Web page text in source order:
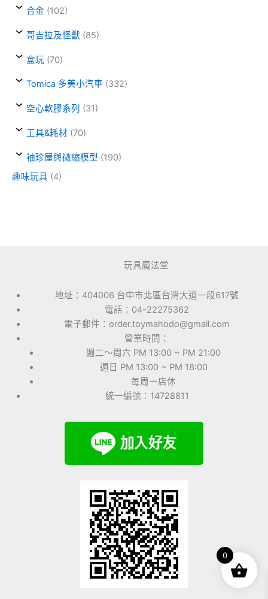
合金 (102)
哥吉拉及怪獸 (85)
盒玩 (70)
Tomica 多美小汽車 (332)
空心軟膠系列 (31)
工具&耗材 (70)
袖珍屋與微縮模型 (190)
趣味玩具 (4)
玩具魔法堂
地址：404006 台中市北區台灣大道一段617號
電話：04-22275362
電子郵件：order.toymahodo@gmail.com
營業時間：
週二～周六 PM 13:00 ~ PM 21:00
週日 PM 13:00 ~ PM 18:00
每周一店休
統一編號：14728811
0